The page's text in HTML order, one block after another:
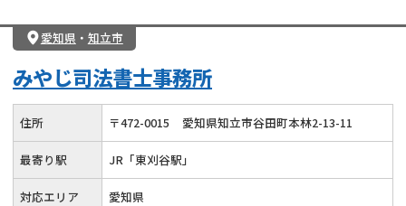
愛知県 ・ 知立市
みやじ司法書士事務所
住所 〒472-0015 愛知県知立市谷田町本林2-13-11
最寄り駅 JR「東刈谷駅」
対応エリア 愛知県